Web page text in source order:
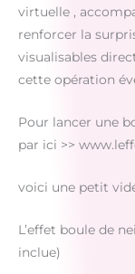
virtuelle ,
renforcer la
visualisables
cette opération
Pour lancer une
par ici >>
voici une petit
L’effet boule de
inclue)